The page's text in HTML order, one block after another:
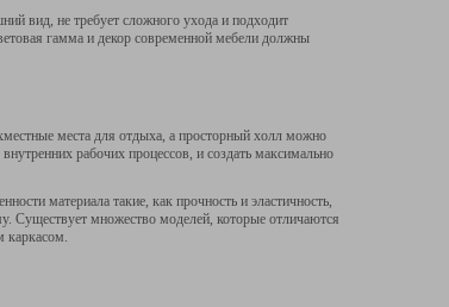
вид, не требует сложного ухода и подходит
гамма и декор современной мебели должны
места для отдыха, а просторный холл можно
рабочих процессов, и создать максимально
материала такие, как прочность и эластичность,
Существует множество моделей, которые отличаются
каркасом.